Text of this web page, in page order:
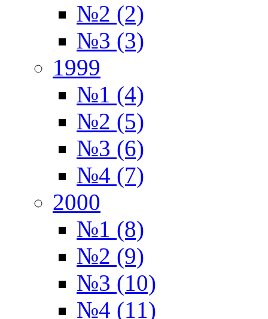
№2 (2)
№3 (3)
1999
№1 (4)
№2 (5)
№3 (6)
№4 (7)
2000
№1 (8)
№2 (9)
№3 (10)
№4 (11)